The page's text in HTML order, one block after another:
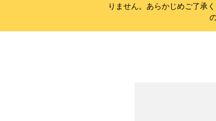
りません。 あらかじめご了承